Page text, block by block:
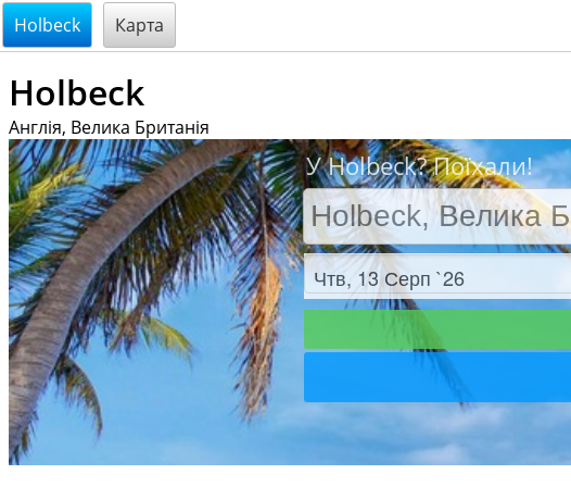
@endsectiom
Holbeck Карта
Holbeck
Англія, Велика Британія
У Holbeck? Поїхали!
Заезд